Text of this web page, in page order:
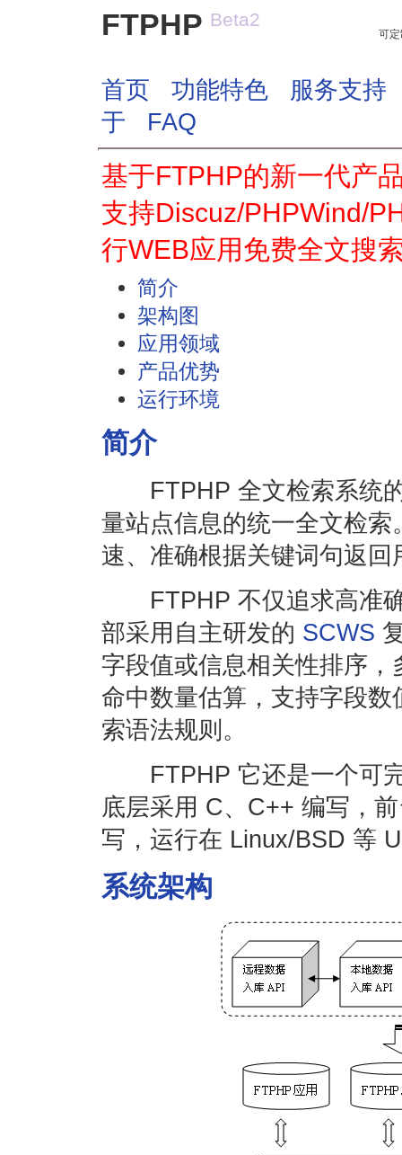
FTPHP Beta2
可
首页 功能特色
服务支持
于
FAQ
基于FTPHP的新一代产
支持Discuz/PHPWind/
行WEB应用免费全文搜
简介
架构图
应用领域
产品优势
运行环境
简介
FTPHP 全文检索系统的
量站点信息的统一全文检索
速、准确根据关键词句返回
FTPHP 不仅追求高准确
部采用自主研发的 SCWS
字段值或信息相关性排序
命中数量估算，支持字段
索语法规则。
FTPHP 它还是一个可完
底层采用 C、C++ 编写，
写，运行在 Linux/BSD 等
系统架构